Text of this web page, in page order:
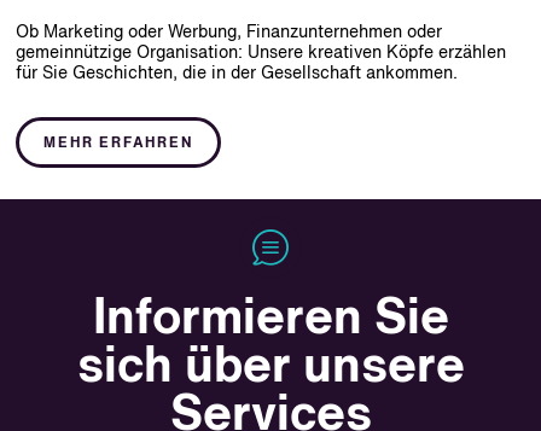
Ob Marketing oder Werbung, Finanzunternehmen oder
gemeinnützige Organisation: Unsere kreativen Köpfe erzählen
für Sie Geschichten, die in der Gesellschaft ankommen.
MEHR ERFAHREN
Informieren Sie
sich über unsere
Services